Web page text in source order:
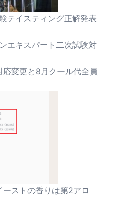
テイスティング正解発表
エキスパート二次試験対
応変更と8月クール代全員
ーストの香りは第2アロ